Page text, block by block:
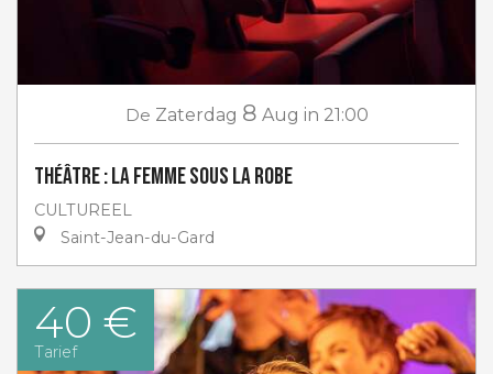
De Zaterdag 8 Aug in 21:00
Théâtre : La femme sous la robe
CULTUREEL
Saint-Jean-du-Gard
40 €
Tarief